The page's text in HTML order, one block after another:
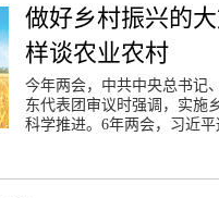
做好乡村振兴的
样谈农业农村
今年两会，中共中央总书记
东代表团审议时强调，实施
科学推进。6年两会，习近平